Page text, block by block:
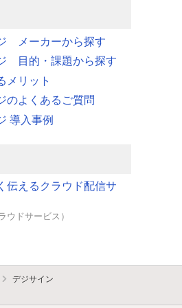
メーカーから探す
目的・課題から探す
メリット
のよくあるご質問
導入事例
伝えるクラウド配信サ
ウドサービス）
デジサイン